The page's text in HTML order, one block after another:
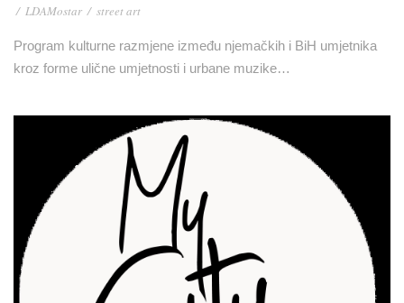
/ LDAMostar / street art
Program kulturne razmjene između njemačkih i BiH umjetnika
kroz forme ulične umjetnosti i urbane muzike…